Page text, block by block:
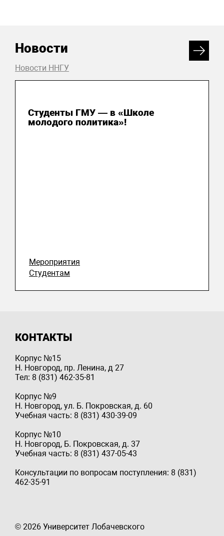
Новости
Новости ННГУ
Студенты ГМУ — в «Школе
молодого политика»!
Мероприятия
Студентам
КОНТАКТЫ
Корпус №15
Н. Новгород, пр. Ленина, д 27
Тел: 8 (831) 462-35-81
Корпус №9
Н. Новгород, ул. Б. Покровская, д. 60
Учебная часть: 8 (831) 430-39-09
Корпус №10
Н. Новгород, Б. Покровская, д. 37
Учебная часть: 8 (831) 437-05-43
Консультации по вопросам поступления: 8 (831)
462-35-91
© 2026 Университет Лобачевского